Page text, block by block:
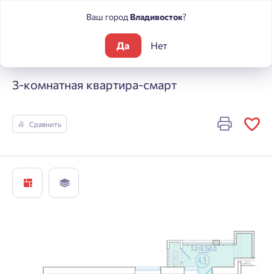
Состояние
3-комнатная квартира-смарт
Сравнить
Ваш город Владивосток?
Да Нет